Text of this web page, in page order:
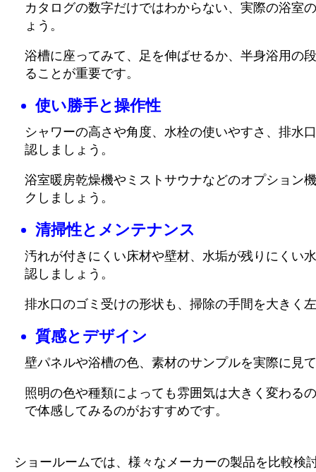
カタログの数字だけではわからない、実際の浴室
ょう。
浴槽に座ってみて、足を伸ばせるか、半身浴用の
ることが重要です。
使い勝手と操作性
シャワーの高さや角度、水栓の使いやすさ、排水
認しましょう。
浴室暖房乾燥機やミストサウナなどのオプション
クしましょう。
清掃性とメンテナンス
汚れが付きにくい床材や壁材、水垢が残りにくい
認しましょう。
排水口のゴミ受けの形状も、掃除の手間を大きく
質感とデザイン
壁パネルや浴槽の色、素材のサンプルを実際に見
照明の色や種類によっても雰囲気は大きく変わる
で体感してみるのがおすすめです。
ショールームでは、様々なメーカーの製品を比較検